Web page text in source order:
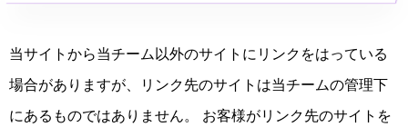
当サイトから当チーム以外のサイトにリンクをはっている
場合がありますが、リンク先のサイトは当チームの管理下
にあるものではありません。 お客様がリンク先のサイトを